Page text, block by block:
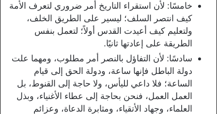
خامسًا: لأن استقراء التاريخ أمر ضروري لتعرف الأمة
كيف انتصر السلف؛ ليسير على الطريق الخلف،
ولتعليم كيف أعيدت القدس أولاً؛ لتعمل بنفس
الطريقة على إعادتها ثانيًا.
سادسًا: لأن التفاؤل بالنصر أمر مطلوب، ومهما علت
دولة الباطل فإنها ساعة، ودولة الحق إلى قيام
الساعة؛ فلا داعي لليأس، ولا حاجة إلى القنوط، بل
العمل العمل، فنحن بحاجة إلى عطاء الأغنياء، وبذل
العلماء، وجهاد الأتقياء، ومثابرة الدعاة، وعزائم